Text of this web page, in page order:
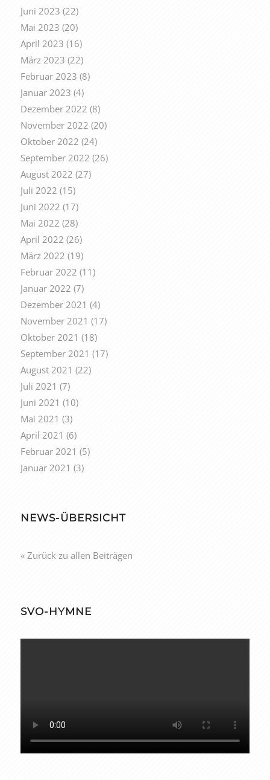
Juni 2023 (22)
Mai 2023 (20)
April 2023 (16)
März 2023 (22)
Februar 2023 (8)
Januar 2023 (4)
Dezember 2022 (8)
November 2022 (20)
Oktober 2022 (24)
September 2022 (26)
August 2022 (27)
Juli 2022 (15)
Juni 2022 (17)
Mai 2022 (28)
April 2022 (26)
März 2022 (19)
Februar 2022 (11)
Januar 2022 (7)
Dezember 2021 (4)
November 2021 (17)
Oktober 2021 (18)
September 2021 (17)
August 2021 (22)
Juli 2021 (7)
Juni 2021 (10)
Mai 2021 (3)
April 2021 (6)
Februar 2021 (5)
Januar 2021 (3)
NEWS-ÜBERSICHT
« Zurück zu allen Beiträgen
SVO-HYMNE